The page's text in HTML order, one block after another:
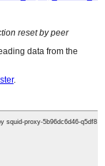
u kaseti
4100
4100